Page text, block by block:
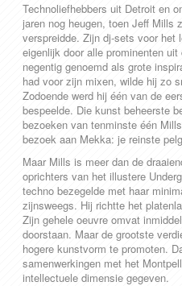
Technoliefhebbers uit Detroit en
jaren nog heugen, toen Jeff Mills
verspreidde. Zijn dj-sets voor het
eigenlijk door alle prominenten
negentig genoemd als grote
had voor zijn mixen, wilde hij zo
Zodoende werd hij één van de
bespeelde. Die kunst beheerste
bezoeken van tenminste één
bezoek aan Mekka: je reinste
Maar Mills is meer dan de
oprichters van het illustere
techno bezegelde met haar
zijnsweegs. Hij richtte het
Zijn gehele oeuvre omvat
doorstaan. Maar de grootste
hogere kunstvorm te promoten.
samenwerkingen met het
intellectuele dimensie gegeven.